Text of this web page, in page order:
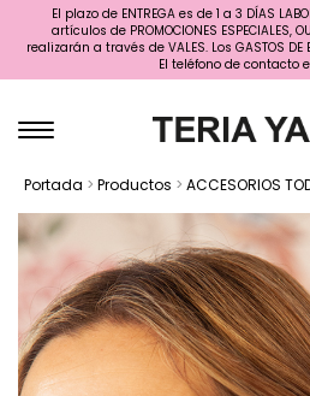
El plazo de ENTREGA es de 1 a 3 DÍAS
artículos de PROMOCIONES ESPECIALES,
realizarán a través de VALES. Los GASTOS DE
El teléfono de contacto
Portada > Productos > ACCESORIOS